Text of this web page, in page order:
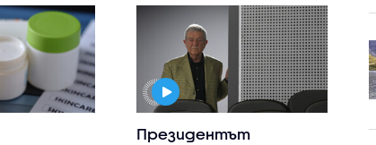
Президентът